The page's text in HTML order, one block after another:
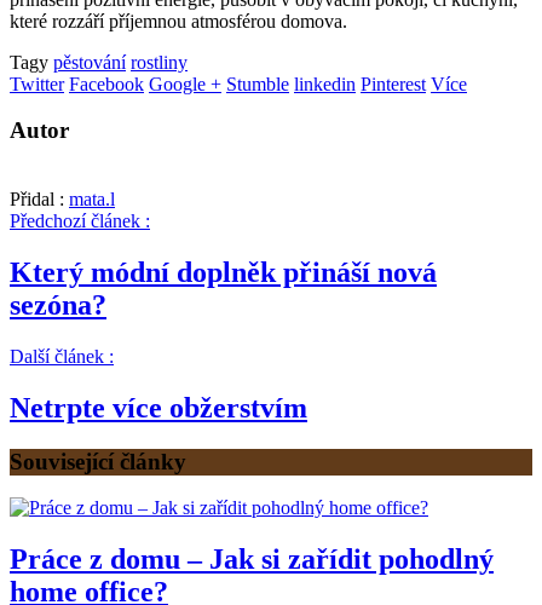
které rozzáří příjemnou atmosférou domova.
Tagy pěstování rostliny
Twitter Facebook Google + Stumble linkedin Pinterest Více
Autor
Přidal : mata.l
Předchozí článek :
Který módní doplněk přináší nová
sezóna?
Další článek :
Netrpte více obžerstvím
Související články
Práce z domu – Jak si zařídit pohodlný
home office?